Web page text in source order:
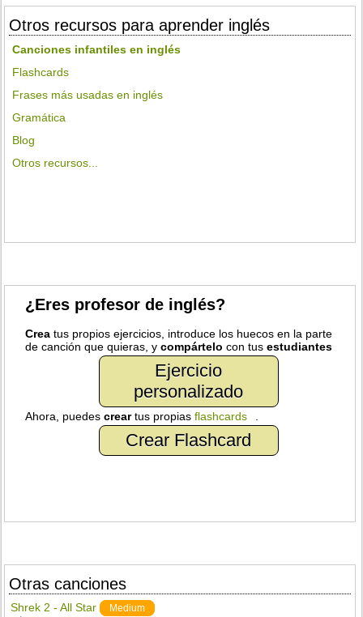
Otros recursos para aprender inglés
Canciones infantiles en inglés
Flashcards
Frases más usadas en inglés
Gramática
Blog
Otros recursos...
¿Eres profesor de inglés?
Crea tus propios ejercicios, introduce los huecos en la parte
de canción que quieras, ycompártelo con tusestudiantes
Ejercicio
personalizado
Ahora, puedescreartus propiasflashcards
Crear Flashcard
Otras canciones
Shrek 2 - All Star Medium